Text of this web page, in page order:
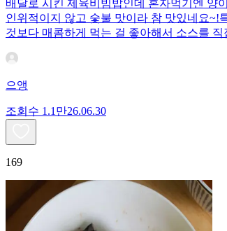
배달로 시킨 제육비빔밥인데 혼자먹기엔 양
인위적이지 않고 숯불 맛이라 참 맛있네요~!
것보다 매콤하게 먹는 걸 좋아해서 소스를
으앵
조회수 1.1만26.06.30
169